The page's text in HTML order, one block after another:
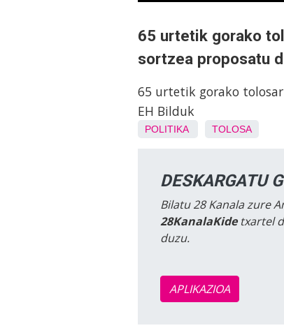
65 urtetik gorako
sortzea proposatu
65 urtetik gorako
EH Bilduk
POLITIKA TOLOSA
DESKARGATU
Bilatu 28 Kanala zure
28KanalaKidetxartel
duzu.
APLIKAZIOA